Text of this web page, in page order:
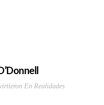
En Realidades